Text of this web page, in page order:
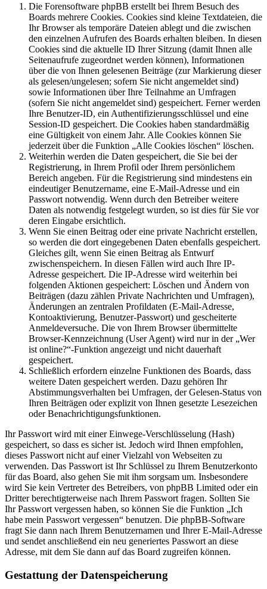
Die Forensoftware phpBB erstellt bei Ihrem Besuch des
Boards mehrere Cookies. Cookies sind kleine Textdateien, die
Ihr Browser als temporäre Dateien ablegt und die zwischen
den einzelnen Aufrufen des Boards erhalten bleiben. In diesen
Cookies sind die aktuelle ID Ihrer Sitzung (damit Ihnen alle
Seitenaufrufe zugeordnet werden können), Informationen
über die von Ihnen gelesenen Beiträge (zur Markierung dieser
als gelesen/ungelesen; sofern Sie nicht angemeldet sind)
sowie Informationen über Ihre Teilnahme an Umfragen
(sofern Sie nicht angemeldet sind) gespeichert. Ferner werden
Ihre Benutzer-ID, ein Authentifizierungsschlüssel und eine
Session-ID gespeichert. Die Cookies haben standardmäßig
eine Gültigkeit von einem Jahr. Alle Cookies können Sie
jederzeit über die Funktion „Alle Cookies löschen“ löschen.
Weiterhin werden die Daten gespeichert, die Sie bei der
Registrierung, in Ihrem Profil oder Ihrem persönlichem
Bereich angeben. Für die Registrierung sind mindestens ein
eindeutiger Benutzername, eine E-Mail-Adresse und ein
Passwort notwendig. Wenn durch den Betreiber weitere
Daten als notwendig festgelegt wurden, so ist dies für Sie vor
deren Eingabe ersichtlich.
Wenn Sie einen Beitrag oder eine private Nachricht erstellen,
so werden die dort eingegebenen Daten ebenfalls gespeichert.
Gleiches gilt, wenn Sie einen Beitrag als Entwurf
zwischenspeichern. In diesen Fällen wird auch Ihre IP-
Adresse gespeichert. Die IP-Adresse wird weiterhin bei
folgenden Aktionen gespeichert: Löschen und Ändern von
Beiträgen (dazu zählen Private Nachrichten und Umfragen),
Änderungen an zentralen Profildaten (E-Mail-Adresse,
Kontoaktivierung, Benutzer-Passwort) und gescheiterte
Anmeldeversuche. Die von Ihrem Browser übermittelte
Browser-Kennzeichnung (User Agent) wird nur in der „Wer
ist online?“-Funktion angezeigt und nicht dauerhaft
gespeichert.
Schließlich erfordern einzelne Funktionen des Boards, dass
weitere Daten gespeichert werden. Dazu gehören Ihr
Abstimmungsverhalten bei Umfragen, der Gelesen-Status von
Ihren Beiträgen oder explizit von Ihnen gesetzte Lesezeichen
oder Benachrichtigungsfunktionen.
Ihr Passwort wird mit einer Einwege-Verschlüsselung (Hash)
gespeichert, so dass es sicher ist. Jedoch wird Ihnen empfohlen,
dieses Passwort nicht auf einer Vielzahl von Webseiten zu
verwenden. Das Passwort ist Ihr Schlüssel zu Ihrem Benutzerkonto
für das Board, also gehen Sie mit ihm sorgsam um. Insbesondere
wird Sie kein Vertreter des Betreibers, von phpBB Limited oder ein
Dritter berechtigterweise nach Ihrem Passwort fragen. Sollten Sie
Ihr Passwort vergessen haben, so können Sie die Funktion „Ich
habe mein Passwort vergessen“ benutzen. Die phpBB-Software
fragt Sie dann nach Ihrem Benutzernamen und Ihrer E-Mail-Adresse
und sendet anschließend ein neu generiertes Passwort an diese
Adresse, mit dem Sie dann auf das Board zugreifen können.
Gestattung der Datenspeicherung